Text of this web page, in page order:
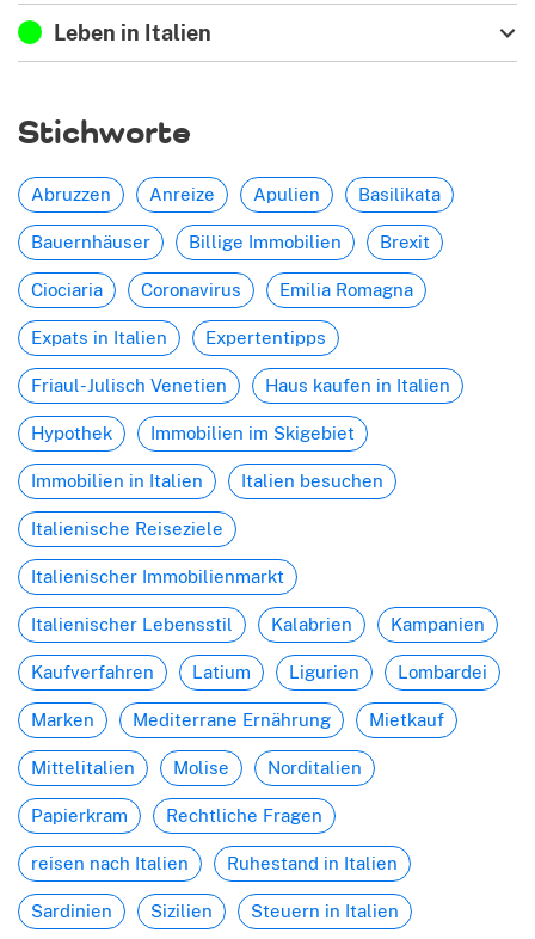
Leben in Italien
Stichworte
Abruzzen Anreize Apulien Basilikata
Bauernhäuser Billige Immobilien Brexit
Ciociaria Coronavirus Emilia Romagna
Expats in Italien Expertentipps
Friaul-Julisch Venetien Haus kaufen in Italien
Hypothek Immobilien im Skigebiet
Immobilien in Italien Italien besuchen
Italienische Reiseziele
Italienischer Immobilienmarkt
Italienischer Lebensstil Kalabrien Kampanien
Kaufverfahren Latium Ligurien Lombardei
Marken Mediterrane Ernährung Mietkauf
Mittelitalien Molise Norditalien
Papierkram Rechtliche Fragen
reisen nach Italien Ruhestand in Italien
Sardinien Sizilien Steuern in Italien